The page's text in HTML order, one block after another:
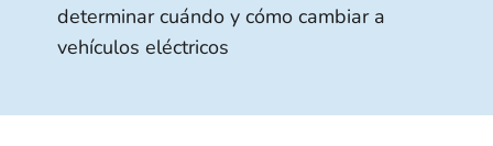
determinar cuándo y cómo cambiar a
vehículos eléctricos